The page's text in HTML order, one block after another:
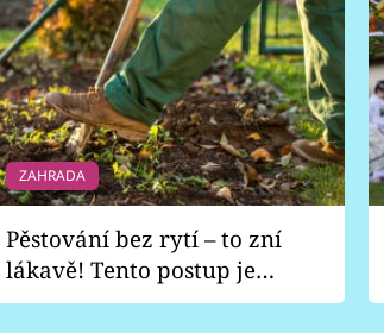
ZAHRADA
Pěstování bez rytí – to zní
lákavě! Tento postup je
vhodný jen pro některé